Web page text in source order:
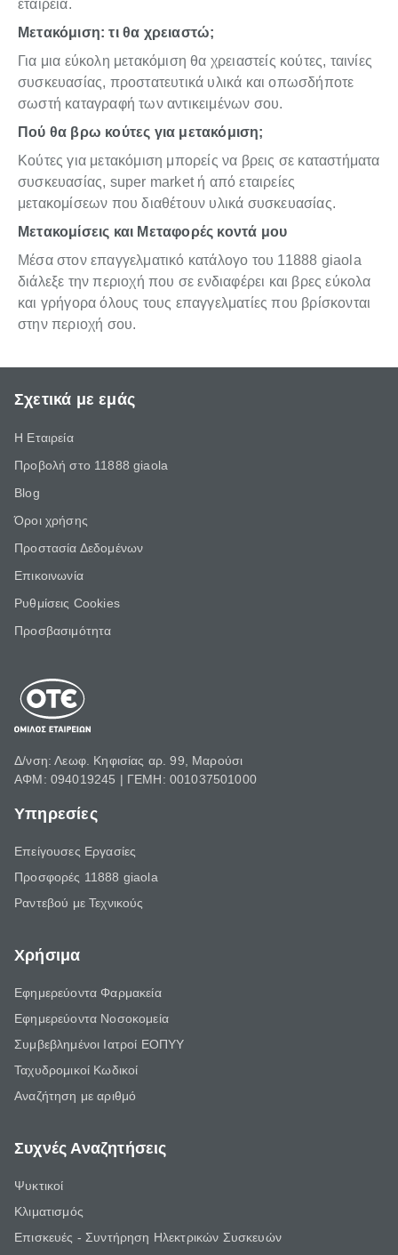
εταιρεία.
Μετακόμιση: τι θα χρειαστώ;
Για μια εύκολη μετακόμιση θα χρειαστείς κούτες, ταινίες
συσκευασίας, προστατευτικά υλικά και οπωσδήποτε
σωστή καταγραφή των αντικειμένων σου.
Πού θα βρω κούτες για μετακόμιση;
Κούτες για μετακόμιση μπορείς να βρεις σε καταστήματα
συσκευασίας, super market ή από εταιρείες
μετακομίσεων που διαθέτουν υλικά συσκευασίας.
Μετακομίσεις και Μεταφορές κοντά μου
Μέσα στον επαγγελματικό κατάλογο του 11888 giaola
διάλεξε την περιοχή που σε ενδιαφέρει και βρες εύκολα
και γρήγορα όλους τους επαγγελματίες που βρίσκονται
στην περιοχή σου.
Σχετικά με εμάς
Η Εταιρεία
Προβολή στο 11888 giaola
Blog
Όροι χρήσης
Προστασία Δεδομένων
Επικοινωνία
Ρυθμίσεις Cookies
Προσβασιμότητα
Δ/νση: Λεωφ. Κηφισίας αρ. 99, Μαρούσι
ΑΦΜ: 094019245 | ΓΕΜΗ: 001037501000
Υπηρεσίες
Επείγουσες Εργασίες
Προσφορές 11888 giaola
Ραντεβού με Τεχνικούς
Χρήσιμα
Εφημερεύοντα Φαρμακεία
Εφημερεύοντα Νοσοκομεία
Συμβεβλημένοι Ιατροί ΕΟΠΥΥ
Ταχυδρομικοί Κωδικοί
Αναζήτηση με αριθμό
Συχνές Αναζητήσεις
Ψυκτικοί
Κλιματισμός
Επισκευές - Συντήρηση Ηλεκτρικών Συσκευών